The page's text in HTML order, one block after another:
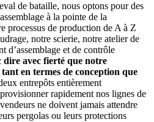
de bataille, nous optons pour des
à la pointe de la
processus de production de A à Z
notre scierie, notre atelier de
d’assemblage et de contrôle
dire avec fierté que notre
en termes de conception que
entrepôts entièrement
rapidement nos lignes de
ne doivent jamais attendre
pergolas ou leurs protections